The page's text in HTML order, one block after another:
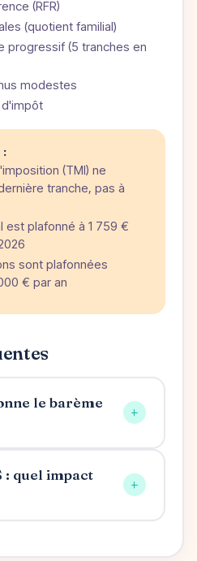
(RFR)
(quotient familial)
progressif (5 tranches en
modestes
(TMI) ne
tranche, pas à
est plafonné à 1 759 €
sont plafonnées
€ par an
le barème
+
: quel impact
+